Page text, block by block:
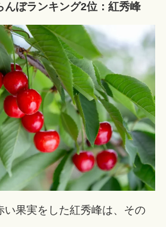
んぼランキング2位：紅秀峰
い果実をした紅秀峰は、その